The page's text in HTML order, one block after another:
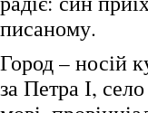
писаному.
Город – носій
за Петра І,